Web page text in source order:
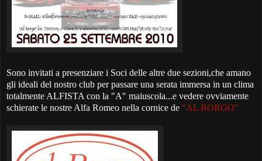
Sono invitati a presenziare i Soci delle altre due sezioni,che amano
gli ideali del nostro club per passare una serata immersa in un clima
totalmente ALFISTA con la "A" maiuscola...e vedere ovviamente
schierate le nostre Alfa Romeo nella cornice de "AL BORGO"